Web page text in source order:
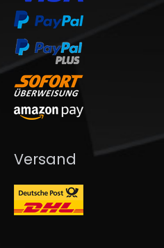
Versand